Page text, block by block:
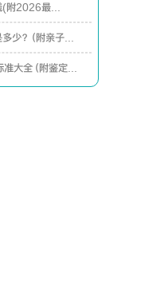
(附2026最...
少？（附亲子...
大全（附鉴定...